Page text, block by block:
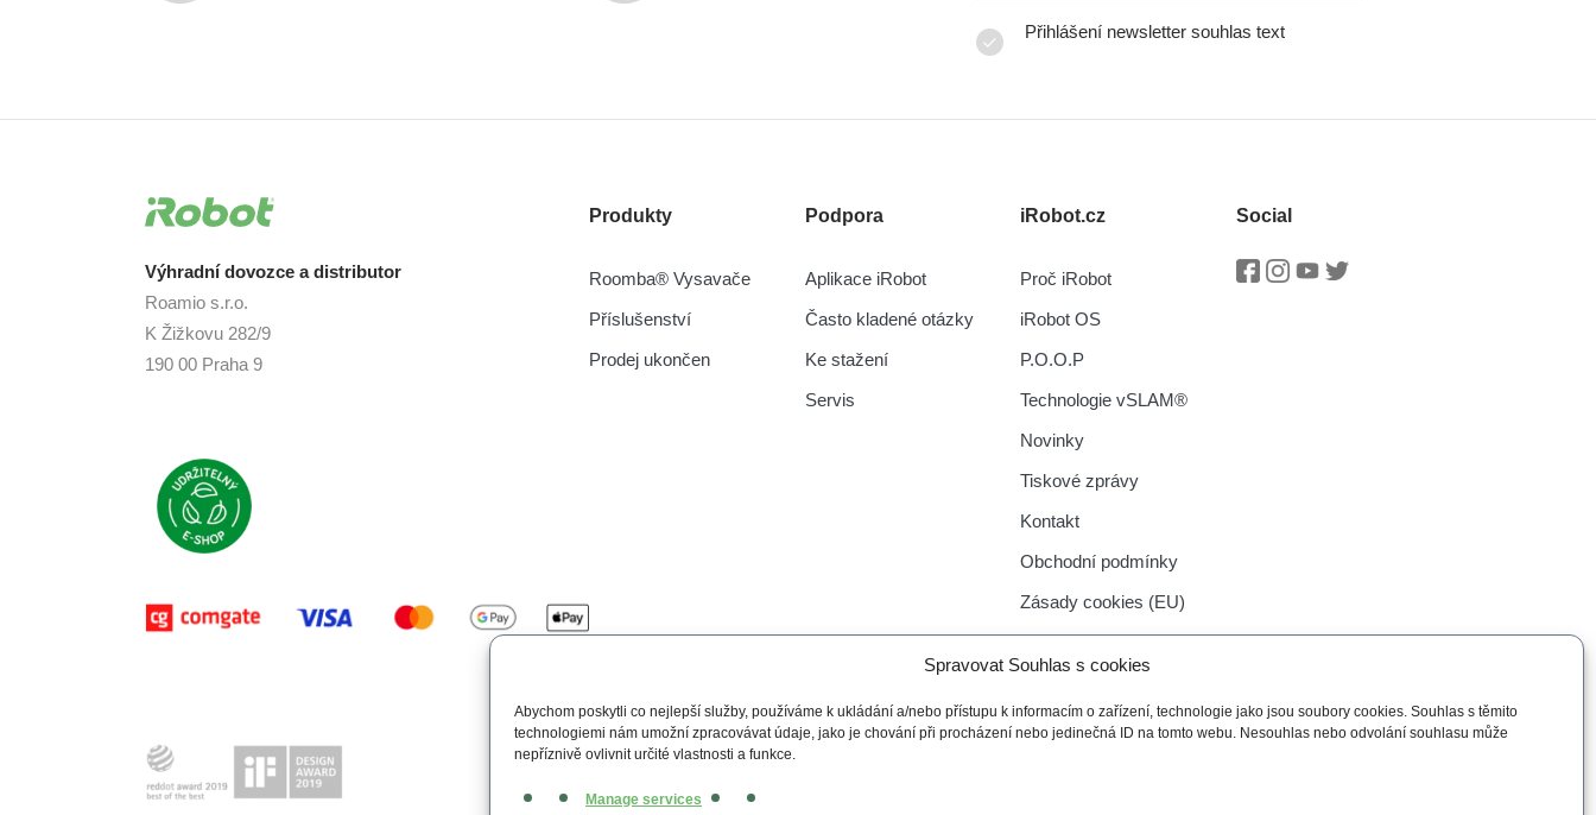
Spravovat Souhlas s cookies
Abychom poskytli co nejlepší služby, používáme k ukládání a/nebo přístupu k informacím o zařízení, technologie jako jsou soubory cookies. Souhlas s těmito
technologiemi nám umožní zpracovávat údaje, jako je chování při procházení nebo jedinečná ID na tomto webu. Nesouhlas nebo odvolání souhlasu může
nepříznivě ovlivnit určité vlastnosti a funkce.
Manage services
Přihlášení newsletter souhlas text
Výhradní dovozce a distributor
Roamio s.r.o.
K Žižkovu 282/9
190 00 Praha 9
Produkty
Roomba® Vysavače
Příslušenství
Prodej ukončen
Podpora
Aplikace iRobot
Často kladené otázky
Ke stažení
Servis
iRobot.cz
Proč iRobot
iRobot OS
P.O.O.P
Technologie vSLAM®
Novinky
Tiskové zprávy
Kontakt
Obchodní podmínky
Zásady cookies (EU)
Social
Facebook
Instagram
Youtube